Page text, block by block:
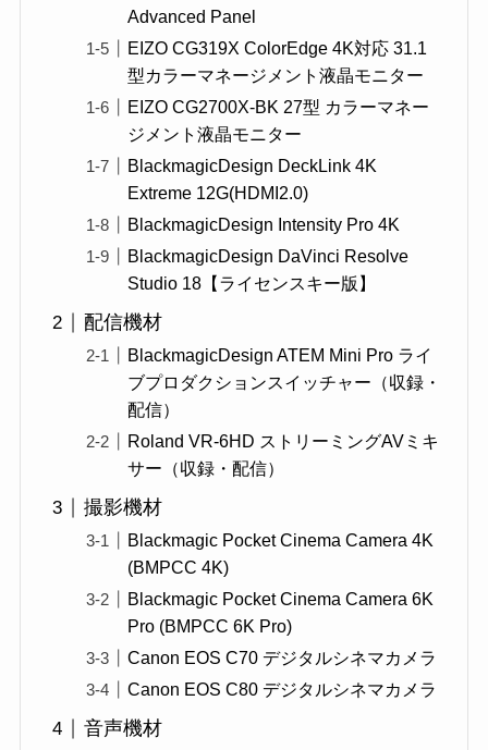
Advanced Panel
EIZO CG319X ColorEdge 4K対応 31.1
型カラーマネージメント液晶モニター
EIZO CG2700X-BK 27型 カラーマネー
ジメント液晶モニター
BlackmagicDesign DeckLink 4K
Extreme 12G(HDMI2.0)
BlackmagicDesign Intensity Pro 4K
BlackmagicDesign DaVinci Resolve
Studio 18【ライセンスキー版】
配信機材
BlackmagicDesign ATEM Mini Pro ライ
ブプロダクションスイッチャー（収録・
配信）
Roland VR-6HD ストリーミングAVミキ
サー（収録・配信）
撮影機材
Blackmagic Pocket Cinema Camera 4K
(BMPCC 4K)
Blackmagic Pocket Cinema Camera 6K
Pro (BMPCC 6K Pro)
Canon EOS C70 デジタルシネマカメラ
Canon EOS C80 デジタルシネマカメラ
音声機材